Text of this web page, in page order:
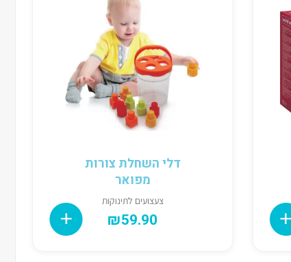
דלי השחלת צורות
מפואר
צעצועים לתינוקות
₪59.90